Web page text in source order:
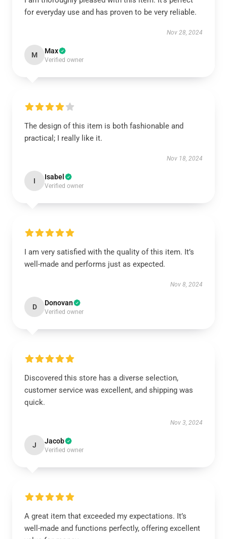
for everyday use and has proven to be very reliable.
Nov 28, 2024
M Max
Verified owner
The design of this item is both fashionable and
practical; I really like it.
Nov 18, 2024
I Isabel
Verified owner
I am very satisfied with the quality of this item. It’s
well-made and performs just as expected.
Nov 8, 2024
D Donovan
Verified owner
Discovered this store has a diverse selection,
customer service was excellent, and shipping was
quick.
Nov 3, 2024
J Jacob
Verified owner
A great item that exceeded my expectations. It’s
well-made and functions perfectly, offering excellent